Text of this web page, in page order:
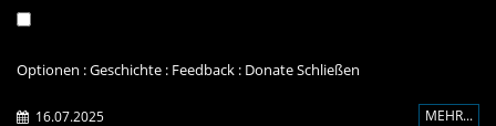
Optionen :Geschichte : Feedback : DonateSchließen
16.07.2025 MEHR...